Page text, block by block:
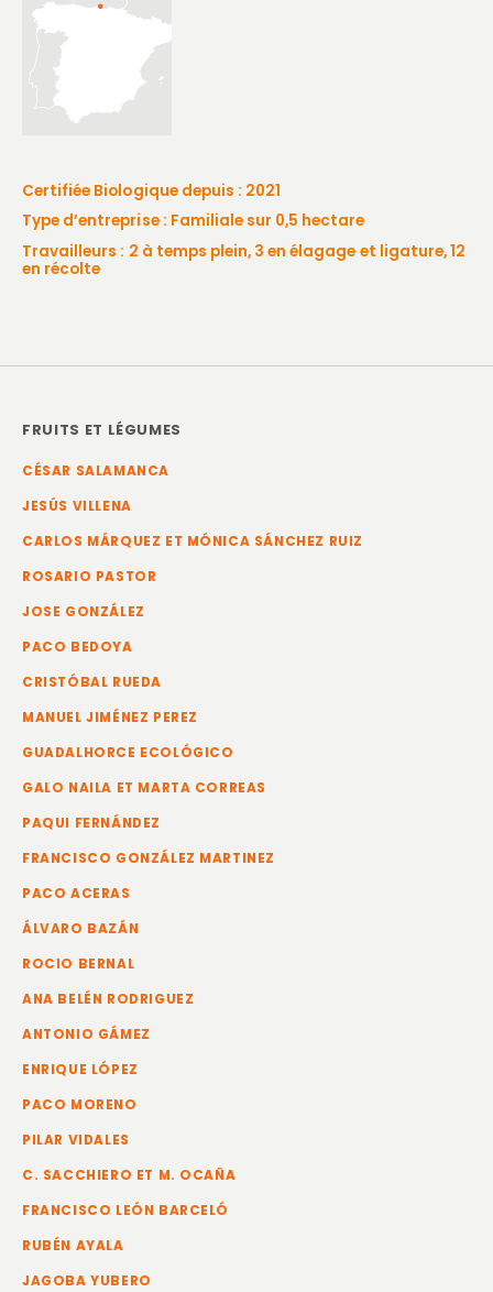
Certifiée Biologique depuis : 2021
Type d’entreprise : Familiale sur 0,5 hectare
Travailleurs : 2 à temps plein, 3 en élagage et ligature, 12
en récolte
FRUITS ET LÉGUMES
CÉSAR SALAMANCA
JESÚS VILLENA
CARLOS MÁRQUEZ ET MÓNICA SÁNCHEZ RUIZ
ROSARIO PASTOR
JOSE GONZÁLEZ
PACO BEDOYA
CRISTÓBAL RUEDA
MANUEL JIMÉNEZ PEREZ
GUADALHORCE ECOLÓGICO
GALO NAILA ET MARTA CORREAS
PAQUI FERNÁNDEZ
FRANCISCO GONZÁLEZ MARTINEZ
PACO ACERAS
ÁLVARO BAZÁN
ROCIO BERNAL
ANA BELÉN RODRIGUEZ
ANTONIO GÁMEZ
ENRIQUE LÓPEZ
PACO MORENO
PILAR VIDALES
C. SACCHIERO ET M. OCAÑA
FRANCISCO LEÓN BARCELÓ
RUBÉN AYALA
JAGOBA YUBERO